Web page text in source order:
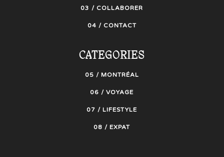
03 / COLLABORER
04 / CONTACT
CATEGORIES
05 / MONTRÉAL
06 / VOYAGE
07 / LIFESTYLE
08 / EXPAT